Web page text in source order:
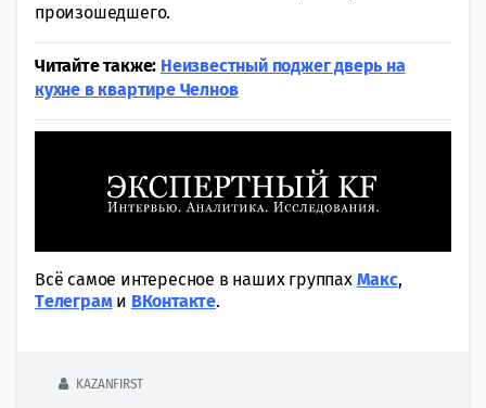
произошедшего.
Читайте также: Неизвестный поджег дверь на
кухне в квартире Челнов
Всё самое интересное в наших группах Макс,
Tелеграми ВКонтакте.
KAZANFIRST